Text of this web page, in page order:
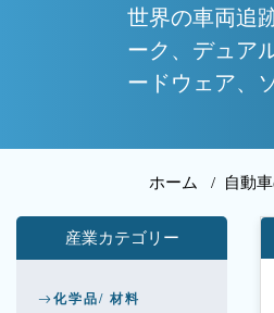
世界の車両追
ーク、デュア
ードウェア、
ホーム / 自動
産業カテゴリー
化学品/ 材料